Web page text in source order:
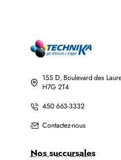
155 D, Boulevard des
H7G 2T4
450 663-3332
Contactez-nous
Nos succursales